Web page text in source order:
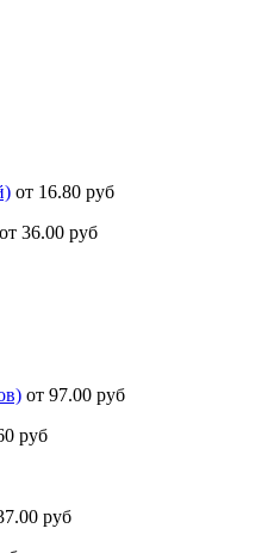
от 16.80 руб
от 36.00 руб
от 97.00 руб
руб
руб